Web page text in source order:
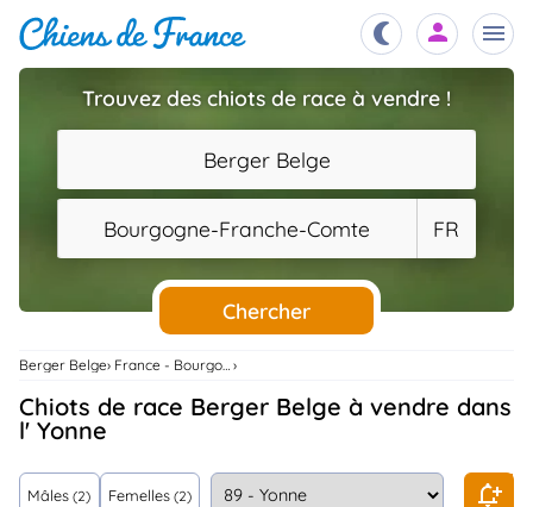
Chiots
Éleveurs
Étalons
Chiens
Services
..
Trouvez des chiots de race à vendre !
Berger Belge
Bourgogne-Franche-Comte FR
Chercher
Berger Belge France - Bourgogne-Franche-Comte
Chiots de race Berger Belge à vendre dans
l' Yonne
Mâles (2) Femelles (2)